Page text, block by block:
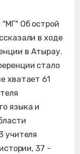
Об острой
в ходе
в Атырау.
стало
хватает 61
языка и
учителя
37 -